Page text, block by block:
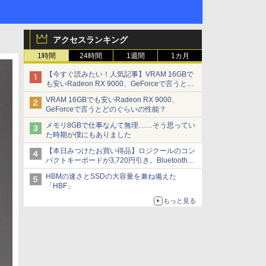
アクセスランキング
1時間 24時間 1週間 1カ月
【今すぐ読みたい！人気記事】VRAM 16GBで
も安いRadeon RX 9000、GeForceで言うとど
のぐらいの性能？ - PC Watch
VRAM 16GBでも安いRadeon RX 9000、
GeForceで言うとどのぐらいの性能？
メモリ8GBで仕事なんて無理……そう思ってい
た時期が僕にもありました
【本日みつけたお買い得品】ロジクールのコン
パクトキーボードが3,720円引き。Bluetoothで3
台接続対応
HBMの速さとSSDの大容量を兼ね備えた
「HBF」
もっと見る